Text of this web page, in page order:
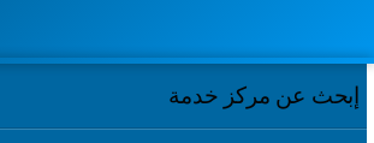
إبحث عن مركز خدمة